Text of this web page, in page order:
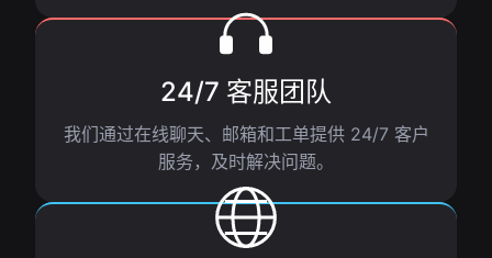
24/7 客服团队
我们通过在线聊天、邮箱和工单提供 24/7 客户
服务，及时解决问题。